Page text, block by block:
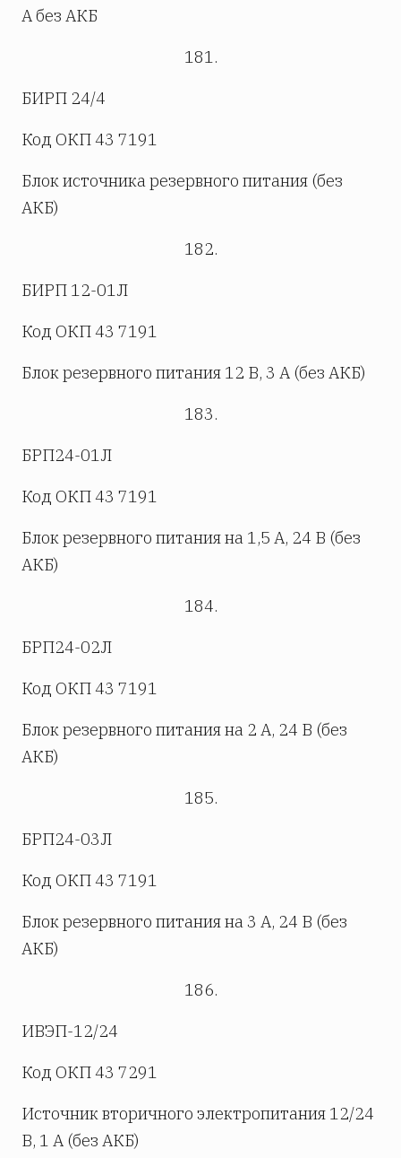
А без АКБ
181.
БИРП 24/4
Код ОКП 43 7191
Блок источника резервного питания (без
АКБ)
182.
БИРП 12-01Л
Код ОКП 43 7191
Блок резервного питания 12 В, 3 А (без АКБ)
183.
БРП24-01Л
Код ОКП 43 7191
Блок резервного питания на 1,5 А, 24 В (без
АКБ)
184.
БРП24-02Л
Код ОКП 43 7191
Блок резервного питания на 2 А, 24 В (без
АКБ)
185.
БРП24-03Л
Код ОКП 43 7191
Блок резервного питания на 3 А, 24 В (без
АКБ)
186.
ИВЭП-12/24
Код ОКП 43 7291
Источник вторичного электропитания 12/24
В, 1 А (без АКБ)